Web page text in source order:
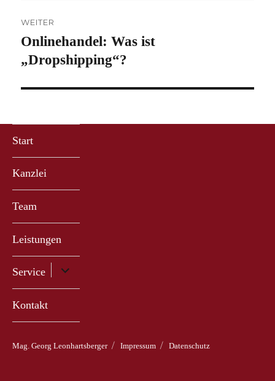
WEITER
Nächster
Beitrag:
Onlinehandel: Was ist
„Dropshipping“?
Start
Kanzlei
Team
Leistungen
Service
Untermenü
anzeigen
Kontakt
Mag. Georg Leonhartsberger Impressum Datenschutz